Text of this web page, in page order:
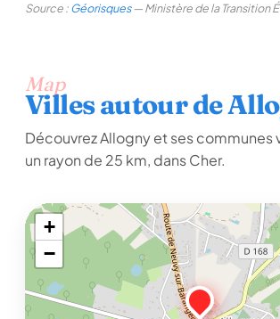
Source :Géorisques— Ministère de la Transition
Map
Villes autour de
Découvrez Allogny et ses communes
un rayon de 25 km, dans Cher.
+
−